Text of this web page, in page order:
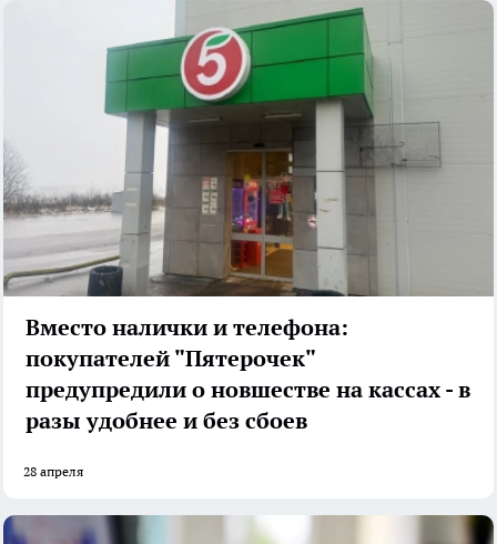
Вместо налички и телефона:
покупателей "Пятерочек"
предупредили о новшестве на кассах - в
разы удобнее и без сбоев
28 апреля